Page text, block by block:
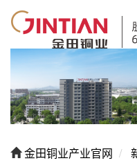
金田铜业产业官网